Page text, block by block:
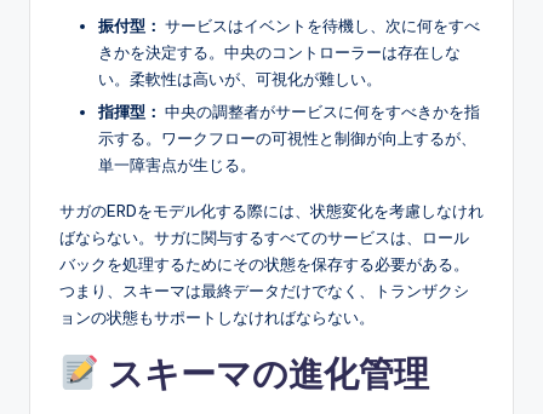
振付型： サービスはイベントを待機し、次に何をすべ
きかを決定する。中央のコントローラーは存在しな
い。柔軟性は高いが、可視化が難しい。
指揮型： 中央の調整者がサービスに何をすべきかを指
示する。ワークフローの可視性と制御が向上するが、
単一障害点が生じる。
サガのERDをモデル化する際には、状態変化を考慮しなけれ
ばならない。サガに関与するすべてのサービスは、ロール
バックを処理するためにその状態を保存する必要がある。
つまり、スキーマは最終データだけでなく、トランザクシ
ョンの状態もサポートしなければならない。
スキーマの進化管理